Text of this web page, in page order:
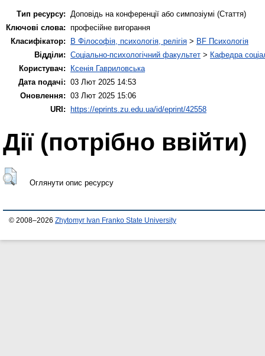
Тип ресурсу: Доповідь на конференції або симпозіумі (Стаття)
Ключові слова: професійне вигорання
Класифікатор:
B Філософія, психологія, релігія > BF Психологія
Відділи: Соціально-психологічний факультет > Кафедра
Користувач:
Ксенія Гавриловська
Дата подачі: 03 Лют 2025 14:53
Оновлення: 03 Лют 2025 15:06
URI:
https://eprints.zu.edu.ua/id/eprint/42558
Дії ​​(потрібно ввійти)
Оглянути опис ресурсу
© 2008–2026 Zhytomyr Ivan Franko State University